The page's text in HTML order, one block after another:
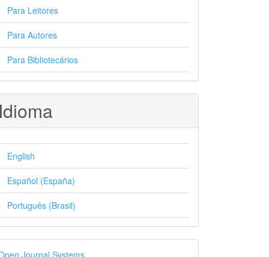
Para Leitores
Para Autores
Para Bibliotecários
English
Español (España)
Português (Brasil)
Journal Systems